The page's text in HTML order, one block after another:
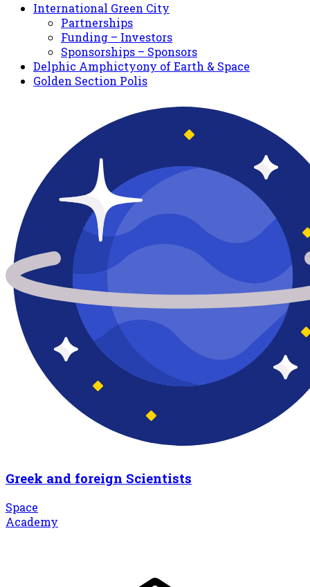
International Green City
Partnerships
Funding – Investors
Sponsorships – Sponsors
Delphic Amphictyony of Earth & Space
Golden Section Polis
Greek and foreign Scientists
Space
Academy